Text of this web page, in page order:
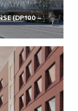
(DP100 –